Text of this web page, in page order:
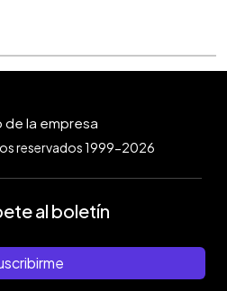
reservados 1999-2026
al boletín